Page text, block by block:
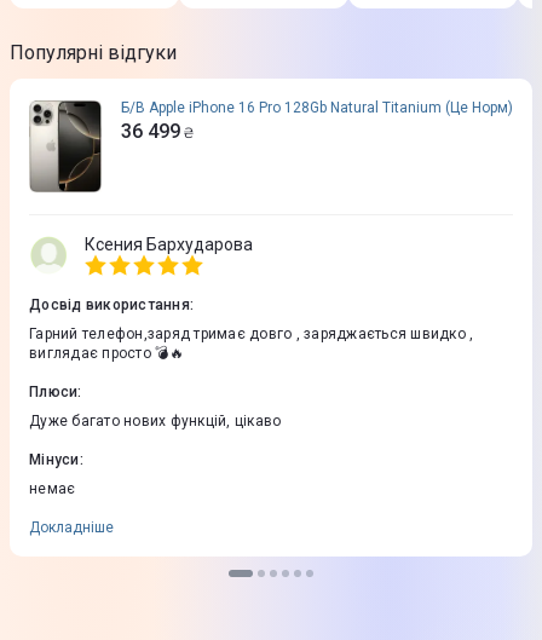
Популярні відгуки
Б/В Apple iPhone 16 Pro 128Gb Natural Titanium (Це Норм)
36 499 ₴
Ксения Бархударова
Досвід використання:
Гарний телефон,заряд тримає довго , заряджається швидко ,
виглядає просто 💣🔥
Плюси:
Дуже багато нових функцій, цікаво
Мінуси:
немає
Докладніше